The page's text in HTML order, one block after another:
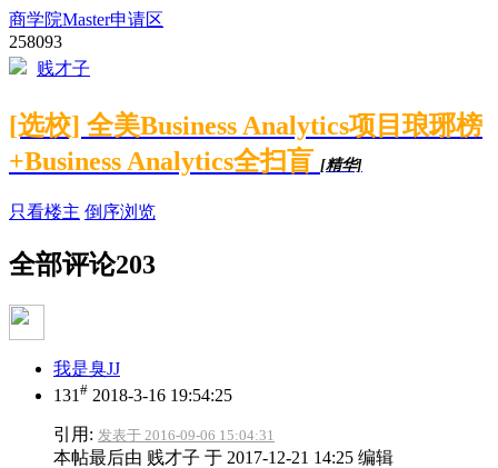
商学院Master申请区
258093
贱才子
[选校] 全美Business Analytics项目琅琊榜
+Business Analytics全扫盲 [精华]
只看楼主 倒序浏览
全部评论203
我是臭JJ
131 # 2018-3-16 19:54:25
引用: 发表于 2016-09-06 15:04:31
本帖最后由 贱才子 于 2017-12-21 14:25 编辑